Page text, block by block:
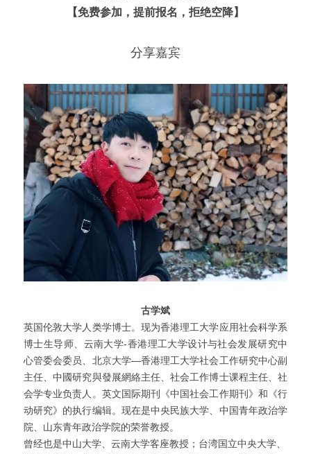
【免费参加，提前报名， 拒绝空降】
分享嘉宾
古学斌
英国伦敦大学人类学博士。现为香港理工大学应用社会科学系
博士生导师、云南大学-香港理工大学设计与社会发展研究中
心管委会委员、北京大学—香港理工大学社会工作研究中心副
主任、中國研究與發展網絡主任、社会工作博士课程主任、社
会学专业负责人。英文国际期刊《中国社会工作期刊》和《行
动研究》的执行编辑。现在是中央民族大学、中国青年政治学
院、山东青年政治学院的荣誉教授。
曾经也是中山大学、云南大学客座教授；台湾国立中央大学、